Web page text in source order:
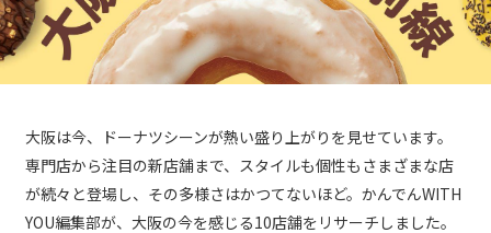
大阪は今、ドーナツシーンが熱い盛り上がりを見せています。
専門店から注目の新店舗まで、スタイルも個性もさまざまな店
が続々と登場し、その多様さはかつてないほど。かんでんWITH
YOU編集部が、大阪の今を感じる10店舗をリサーチしました。